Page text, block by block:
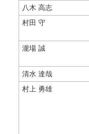
八木 高志
村田 守
瀧場 誠
清水 達哉
村上 勇雄